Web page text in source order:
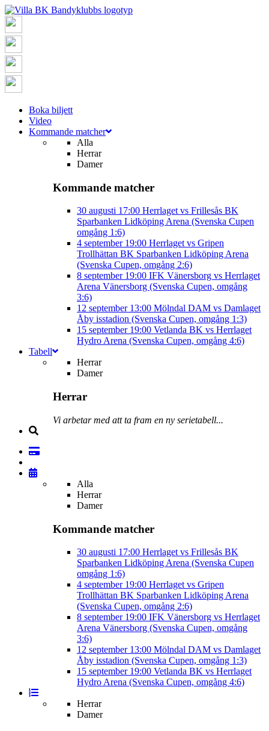
Boka biljett
Video
Kommande matcher
Alla
Herrar
Damer
Kommande matcher
30 augusti 17:00 Herrlaget vs Frillesås BK
Sparbanken Lidköping Arena (Svenska Cupen
omgång 1:6)
4 september 19:00 Herrlaget vs Gripen
Trollhättan BK Sparbanken Lidköping Arena
(Svenska Cupen, omgång 2:6)
8 september 19:00 IFK Vänersborg vs Herrlaget
Arena Vänersborg (Svenska Cupen, omgång
3:6)
12 september 13:00 Mölndal DAM vs Damlaget
Åby isstadion (Svenska Cupen, omgång 1:3)
15 september 19:00 Vetlanda BK vs Herrlaget
Hydro Arena (Svenska Cupen, omgång 4:6)
Tabell
Herrar
Damer
Herrar
Vi arbetar med att ta fram en ny serietabell...
Alla
Herrar
Damer
Kommande matcher
30 augusti 17:00 Herrlaget vs Frillesås BK
Sparbanken Lidköping Arena (Svenska Cupen
omgång 1:6)
4 september 19:00 Herrlaget vs Gripen
Trollhättan BK Sparbanken Lidköping Arena
(Svenska Cupen, omgång 2:6)
8 september 19:00 IFK Vänersborg vs Herrlaget
Arena Vänersborg (Svenska Cupen, omgång
3:6)
12 september 13:00 Mölndal DAM vs Damlaget
Åby isstadion (Svenska Cupen, omgång 1:3)
15 september 19:00 Vetlanda BK vs Herrlaget
Hydro Arena (Svenska Cupen, omgång 4:6)
Herrar
Damer